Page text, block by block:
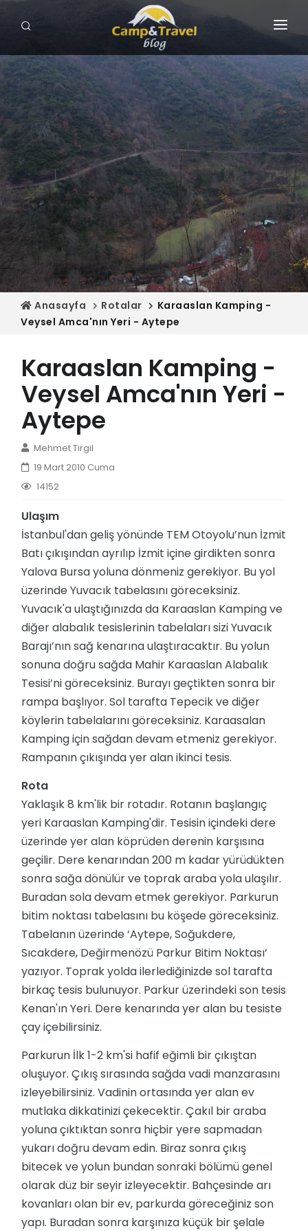
ANASAYFA
GEZİLECEK YERLER
ROTALAR
KAMP ALANLARI
HARİTA
MAĞAZA
Anasayfa Rotalar
Karaaslan Kamping -
Veysel Amca'nın Yeri - Aytepe
Karaaslan Kamping -
Veysel Amca'nın Yeri -
Aytepe
Mehmet Tirgil
19 Mart 2010 Cuma
14152
Ulaşım
İstanbul'dan geliş yönünde TEM Otoyolu’nun İzmit
Batı çıkışından ayrılıp İzmit içine girdikten sonra
Yalova Bursa yoluna dönmeniz gerekiyor. Bu yol
üzerinde Yuvacık tabelasını göreceksiniz.
Yuvacık'a ulaştığınızda da Karaaslan Kamping ve
diğer alabalık tesislerinin tabelaları sizi Yuvacık
Barajı’nın sağ kenarına ulaştıracaktır. Bu yolun
sonuna doğru sağda Mahir Karaaslan Alabalık
Tesisi’ni göreceksiniz. Burayı geçtikten sonra bir
rampa başlıyor. Sol tarafta Tepecik ve diğer
köylerin tabelalarını göreceksiniz. Karaasalan
Kamping için sağdan devam etmeniz gerekiyor.
Rampanın çıkışında yer alan ikinci tesis.
Rota
Yaklaşık 8 km'lik bir rotadır. Rotanın başlangıç
yeri Karaaslan Kamping'dir. Tesisin içindeki dere
üzerinde yer alan köprüden derenin karşısına
geçilir. Dere kenarından 200 m kadar yürüdükten
sonra sağa dönülür ve toprak araba yola ulaşılır.
Buradan sola devam etmek gerekiyor. Parkurun
bitim noktası tabelasını bu köşede göreceksiniz.
Tabelanın üzerinde ‘Aytepe, Soğukdere,
Sıcakdere, Değirmenözü Parkur Bitim Noktası’
yazıyor. Toprak yolda ilerlediğinizde sol tarafta
birkaç tesis bulunuyor. Parkur üzerindeki son tesis
Kenan'ın Yeri. Dere kenarında yer alan bu tesiste
çay içebilirsiniz.
Parkurun İlk 1-2 km'si hafif eğimli bir çıkıştan
oluşuyor. Çıkış sırasında sağda vadi manzarasını
izleyebilirsiniz. Vadinin ortasında yer alan ev
mutlaka dikkatinizi çekecektir. Çakıl bir araba
yoluna çıktıktan sonra hiçbir yere sapmadan
yukarı doğru devam edin. Biraz sonra çıkış
bitecek ve yolun bundan sonraki bölümü genel
olarak düz bir seyir izleyecektir. Bahçesinde arı
kovanları olan bir ev, parkurda göreceğiniz son
yapı. Buradan sonra karşınıza küçük bir şelale